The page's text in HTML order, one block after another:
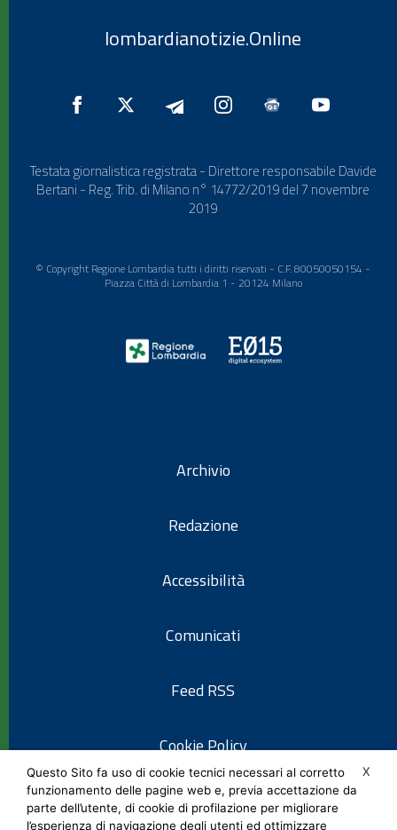
lombardianotizie.Online
Testata giornalistica registrata - Direttore responsabile Davide
Bertani - Reg. Trib. di Milano n° 14772/2019 del 7 novembre
2019
© Copyright Regione Lombardia tutti i diritti riservati - C.F. 80050050154 -
Piazza Città di Lombardia 1 - 20124 Milano
Archivio
Redazione
Accessibilità
Comunicati
Feed RSS
Cookie Policy
Informativa privacy
X
Questo Sito fa uso di cookie tecnici necessari al corretto
funzionamento delle pagine web e, previa accettazione da
parte dell’utente, di cookie di profilazione per migliorare
l’esperienza di navigazione degli utenti ed ottimizzare